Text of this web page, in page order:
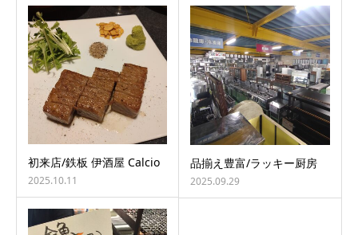
初来店/鉄板 伊酒屋 Calcio
2025.10.11
品揃え豊富/ラッキー厨房
2025.09.29